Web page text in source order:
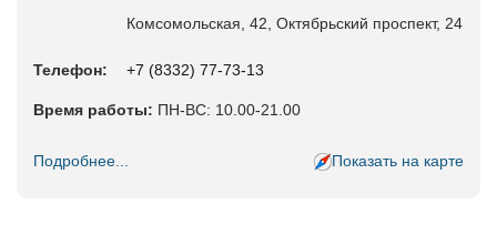
Комсомольская, 42, Октябрьский проспект, 24
Телефон: +7 (8332) 77-73-13
Время работы: ПН-ВС: 10.00-21.00
Подробнее... Показать на карте